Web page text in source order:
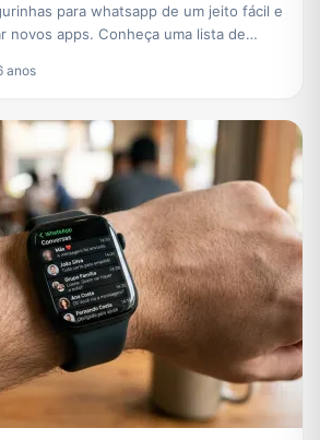
para whatsapp de um jeito fácil e
novos apps. Conheça uma lista de
com todos os seus contatos.
anos